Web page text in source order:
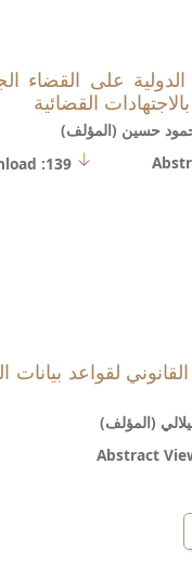
المختبري وأثره في
الدولية على القضاء
القضائية
حسين (المؤلف)
:139
القانوني لقواعد
(المؤلف)